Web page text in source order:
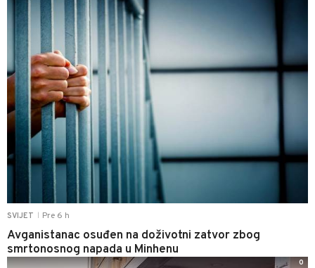
SVIJET Pre 6 h
Avganistanac osuđen na doživotni zatvor zbog
smrtonosnog napada u Minhenu
0